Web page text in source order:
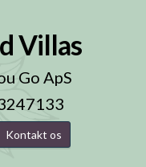
Villas
Go ApS
Kontakt os